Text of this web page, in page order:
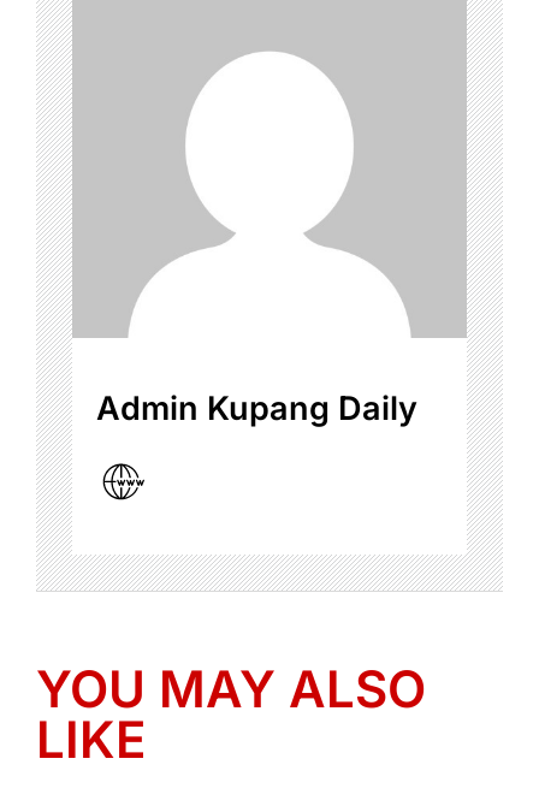
Admin Kupang Daily
YOU MAY ALSO
LIKE